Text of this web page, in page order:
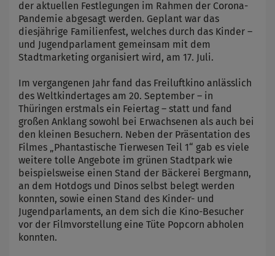
der aktuellen Festlegungen im Rahmen der Corona-
Pandemie abgesagt werden. Geplant war das
diesjährige Familienfest, welches durch das Kinder –
und Jugendparlament gemeinsam mit dem
Stadtmarketing organisiert wird, am 17. Juli.
Im vergangenen Jahr fand das Freiluftkino anlässlich
des Weltkindertages am 20. September – in
Thüringen erstmals ein Feiertag – statt und fand
großen Anklang sowohl bei Erwachsenen als auch bei
den kleinen Besuchern. Neben der Präsentation des
Filmes „Phantastische Tierwesen Teil 1“ gab es viele
weitere tolle Angebote im grünen Stadtpark wie
beispielsweise einen Stand der Bäckerei Bergmann,
an dem Hotdogs und Dinos selbst belegt werden
konnten, sowie einen Stand des Kinder- und
Jugendparlaments, an dem sich die Kino-Besucher
vor der Filmvorstellung eine Tüte Popcorn abholen
konnten.